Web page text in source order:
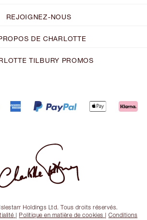
REJOIGNEZ-NOUS
DE CHARLOTTE
TILBURY PROMOS
Holdings Ltd. Tous droits réservés.
|Politique en matière de cookies |Conditions